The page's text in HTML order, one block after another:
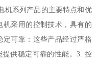
系列产品的主要特点和优
采用的控制技术，具有的
可靠：这些产品经过严格
供稳定可靠的性能。3. 控